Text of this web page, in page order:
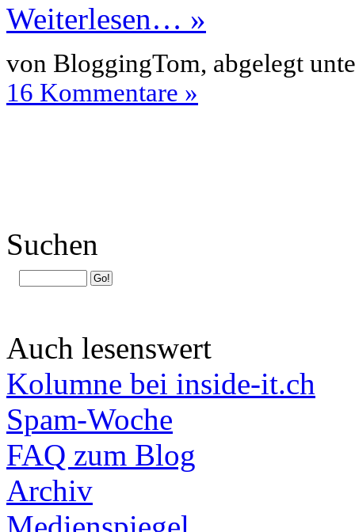
Weiterlesen… »
von BloggingTom, abgelegt
16 Kommentare »
Suchen
Auch lesenswert
Kolumne bei inside-it.ch
Spam-Woche
FAQ zum Blog
Archiv